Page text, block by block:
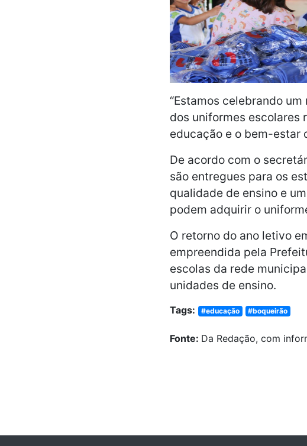
“Estamos celebrando
dos uniformes escolares
educação e o bem-estar
De acordo com o
são entregues para os
qualidade de ensino e
podem adquirir o
O retorno do ano letivo
empreendida pela
escolas da rede
unidades de ensino.
Tags: #educação #boqueirão
Fonte: Da Redação, com